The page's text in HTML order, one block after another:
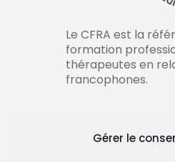
Gérer le
Le CFRA est la
formation
thérapeutes en
francophones.
Suivre